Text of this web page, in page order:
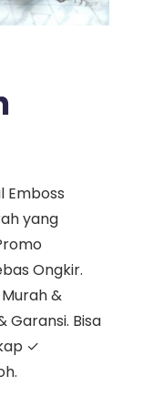
Emboss
yang
Ongkir.
&
Garansi. Bisa
✓